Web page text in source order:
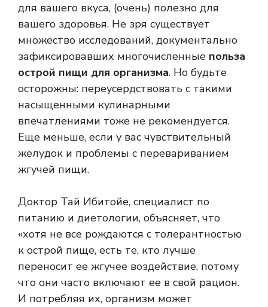
для вашего вкуса, (очень) полезно для
вашего здоровья. Не зря существует
множество исследований, документально
зафиксировавших многочисленные польза
острой пищи для организма. Но будьте
осторожны: переусердствовать с такими
насыщенными кулинарными
впечатлениями тоже не рекомендуется.
Еще меньше, если у вас чувствительный
желудок и проблемы с перевариванием
жгучей пищи.
Доктор Тай Ибитойе, специалист по
питанию и диетологии, объясняет, что
«хотя не все рождаются с толерантностью
к острой пище, есть те, кто лучше
переносит ее жгучее воздействие, потому
что они часто включают ее в свой рацион.
И потребляя их, организм может